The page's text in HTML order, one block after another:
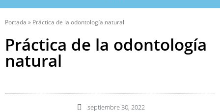
Portada » Práctica de la odontología natural
Práctica de la odontología
natural
septiembre 30, 2022